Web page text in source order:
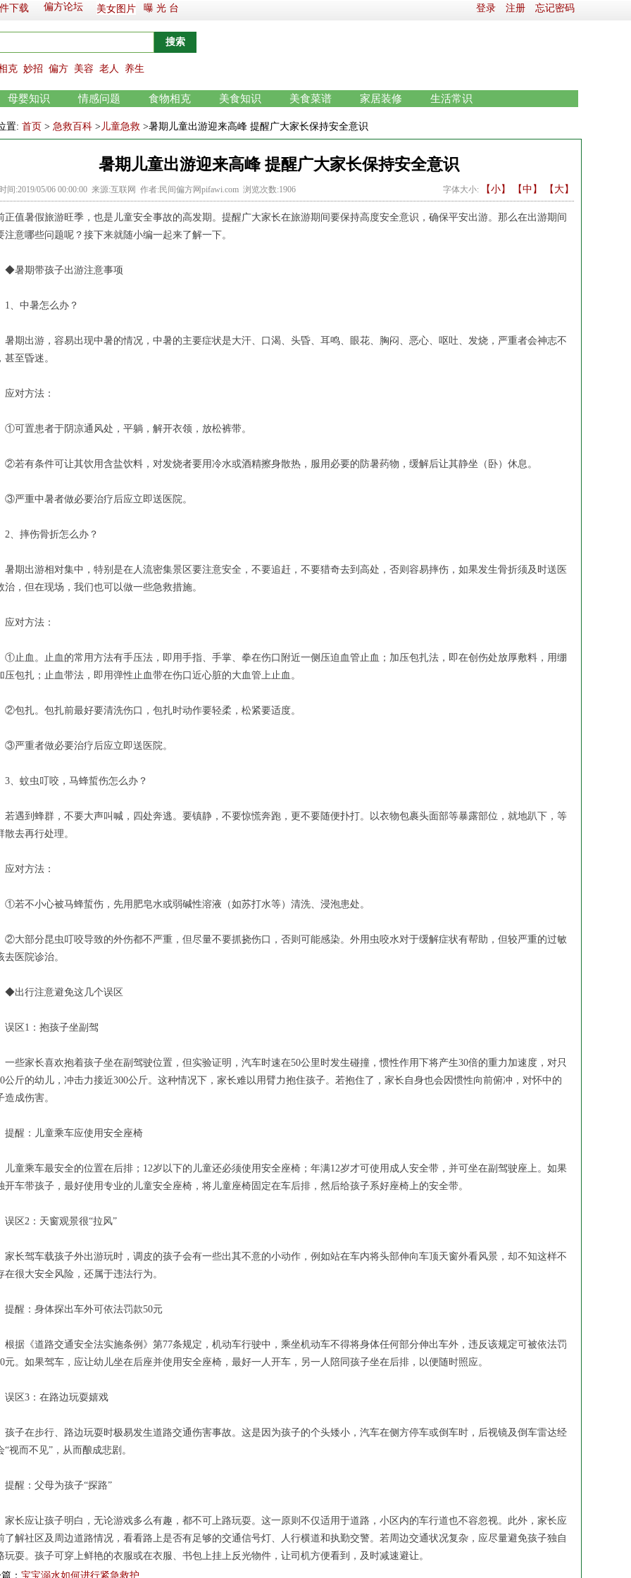
母婴知识 情感问题 食物相克 美食知识 美食菜谱 家居装修 生活常识
登录 注册 忘记密码
下载 偏方论坛 美女图片 曝 光 台
克 妙招 偏方 美容 老人 养生
置: 首页 > 急救百科 >儿童急救 >暑期儿童出游迎来高峰 提醒广大家长保持安全意识
暑期儿童出游迎来高峰 提醒广大家长保持安全意识
间:2019/05/06 00:00:00 来源:互联网 作者:民间偏方网pifawi.com 浏览次数:1906 字体大小: 【小】 【中】 【大】
正值暑假旅游旺季，也是儿童安全事故的高发期。提醒广大家长在旅游期间要保持高度安全意识，确保平安出游。那么在出游期间
注意哪些问题呢？接下来就随小编一起来了解一下。
期带孩子出游注意事项
中暑怎么办？
出游，容易出现中暑的情况，中暑的主要症状是大汗、口渴、头昏、耳鸣、眼花、胸闷、恶心、呕吐、发烧，严重者会神志不
甚至昏迷。
对方法：
置患者于阴凉通风处，平躺，解开衣领，放松裤带。
有条件可让其饮用含盐饮料，对发烧者要用冷水或酒精擦身散热，服用必要的防暑药物，缓解后让其静坐（卧）休息。
重中暑者做必要治疗后应立即送医院。
摔伤骨折怎么办？
出游相对集中，特别是在人流密集景区要注意安全，不要追赶，不要猎奇去到高处，否则容易摔伤，如果发生骨折须及时送医
治，但在现场，我们也可以做一些急救措施。
对方法：
血。止血的常用方法有手压法，即用手指、手掌、拳在伤口附近一侧压迫血管止血；加压包扎法，即在创伤处放厚敷料，用绷
压包扎；止血带法，即用弹性止血带在伤口近心脏的大血管上止血。
扎。包扎前最好要清洗伤口，包扎时动作要轻柔，松紧要适度。
重者做必要治疗后应立即送医院。
蚊虫叮咬，马蜂蜇伤怎么办？
到蜂群，不要大声叫喊，四处奔逃。要镇静，不要惊慌奔跑，更不要随便扑打。以衣物包裹头面部等暴露部位，就地趴下，等
散去再行处理。
对方法：
不小心被马蜂蜇伤，先用肥皂水或弱碱性溶液（如苏打水等）清洗、浸泡患处。
部分昆虫叮咬导致的外伤都不严重，但尽量不要抓挠伤口，否则可能感染。外用虫咬水对于缓解症状有帮助，但较严重的过敏
去医院诊治。
行注意避免这几个误区
区1：抱孩子坐副驾
家长喜欢抱着孩子坐在副驾驶位置，但实验证明，汽车时速在50公里时发生碰撞，惯性作用下将产生30倍的重力加速度，对只
公斤的幼儿，冲击力接近300公斤。这种情况下，家长难以用臂力抱住孩子。若抱住了，家长自身也会因惯性向前俯冲，对怀中的
造成伤害。
：儿童乘车应使用安全座椅
乘车最安全的位置在后排；12岁以下的儿童还必须使用安全座椅；年满12岁才可使用成人安全带，并可坐在副驾驶座上。如果
开车带孩子，最好使用专业的儿童安全座椅，将儿童座椅固定在车后排，然后给孩子系好座椅上的安全带。
2：天窗观景很“拉风”
驾车载孩子外出游玩时，调皮的孩子会有一些出其不意的小动作，例如站在车内将头部伸向车顶天窗外看风景，却不知这样不
在很大安全风险，还属于违法行为。
：身体探出车外可依法罚款50元
《道路交通安全法实施条例》第77条规定，机动车行驶中，乘坐机动车不得将身体任何部分伸出车外，违反该规定可被依法罚
元。如果驾车，应让幼儿坐在后座并使用安全座椅，最好一人开车，另一人陪同孩子坐在后排，以便随时照应。
3：在路边玩耍嬉戏
在步行、路边玩耍时极易发生道路交通伤害事故。这是因为孩子的个头矮小，汽车在侧方停车或倒车时，后视镜及倒车雷达经
“视而不见”，从而酿成悲剧。
：父母为孩子“探路”
应让孩子明白，无论游戏多么有趣，都不可上路玩耍。这一原则不仅适用于道路，小区内的车行道也不容忽视。此外，家长应
了解社区及周边道路情况，看看路上是否有足够的交通信号灯、人行横道和执勤交警。若周边交通状况复杂，应尽量避免孩子独自
玩耍。孩子可穿上鲜艳的衣服或在衣服、书包上挂上反光物件，让司机方便看到，及时减速避让。
： 宝宝溺水如何进行紧急救护